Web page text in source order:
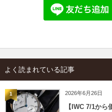
よく読まれている記事
1 2026年6月26日
【IWC 7/1から